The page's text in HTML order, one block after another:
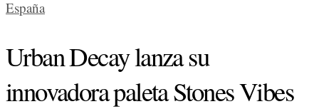
España
Urban Decay lanza su
innovadora paleta Stones Vibes